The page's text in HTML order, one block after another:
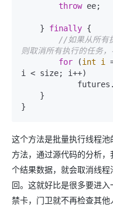
throw ee;
    }
finally {
//如果从所有
则取消所有执行的任务
for (int i
i < size; i++)
}
这个方法是批量执行线程
方法，通过源代码的分析
个结果数据，就会取消线
回。这就好比是很多要进
禁卡，门卫就不再检查其他